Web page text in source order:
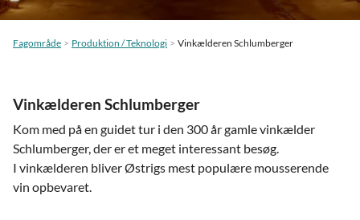
Fagområde Produktion / Teknologi Vinkælderen Schlumberger
Vinkælderen Schlumberger
Kom med på en guidet tur i den 300 år gamle vinkælder
Schlumberger, der er et meget interessant besøg.
I vinkælderen bliver Østrigs mest populære mousserende
vin opbevaret.